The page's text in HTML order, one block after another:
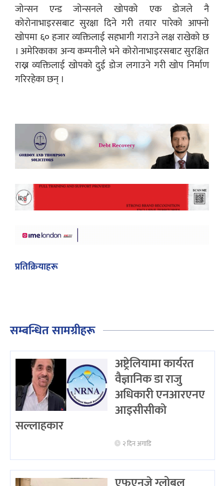
जोन्सन एन्ड जोन्सनले खोपको एक डोजले नै
कोरोनाभाइरसबाट सुरक्षा दिने गरी तयार पारेको आफ्नो
खोपमा ६० हजार व्यक्तिलाई सहभागी गराउने लक्ष राखेको छ
। अमेरिकाका अन्य कम्पनीले भने कोरोनाभाइरसबाट सुरक्षित
राख्न व्यक्तिलाई खोपको दुई डोज लगाउने गरी खोप निर्माण
गरिरहेका छन् ।
प्रतिक्रियाहरू
सम्बन्धित सामग्रीहरू
अष्ट्रेलियामा कार्यरत
वैज्ञानिक डा राजु
अधिकारी एनआरएनए
आइसीसीको
सल्लाहकार
२ दिन अगाडि